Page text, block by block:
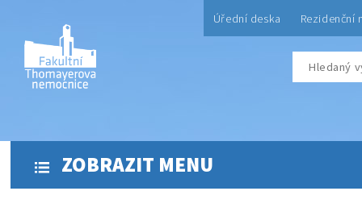
Úřední deska Rezidenční
ZOBRAZIT MENU